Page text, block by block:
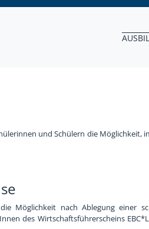
und Schülern die
Möglichkeit nach Ablegung einer
des Wirtschaftsführerscheins